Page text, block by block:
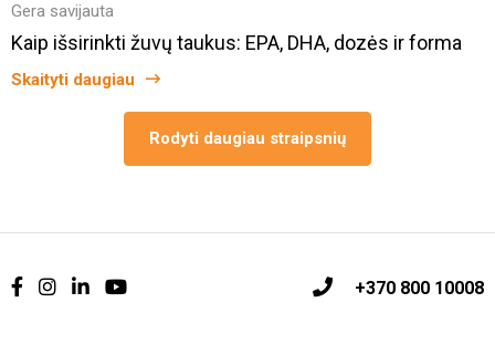
Gera savijauta
Kaip išsirinkti žuvų taukus: EPA, DHA, dozės ir forma
Skaityti daugiau
Rodyti daugiau straipsnių
+370 800 10008